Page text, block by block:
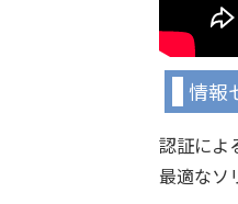
情報
認証によ
最適なソ